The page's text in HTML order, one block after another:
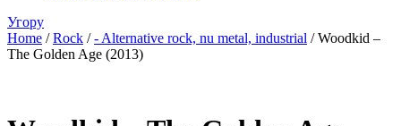
Угору
Home /Rock /- Alternative rock, nu metal, industrial / Woodkid –
The Golden Age (2013)